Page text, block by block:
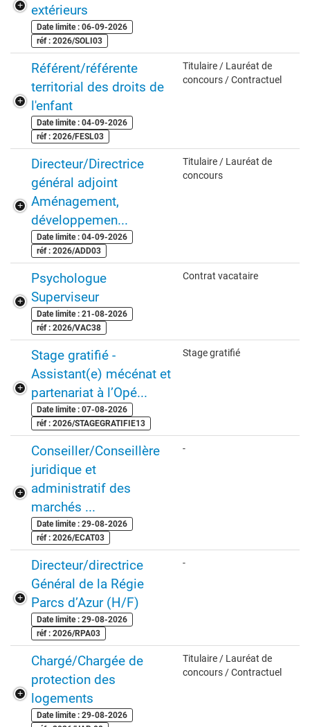
extérieurs
Date limite : 06-09-2026
réf : 2026/SOLI03
Référent/référente
territorial des droits de
l'enfant
Date limite : 04-09-2026
réf : 2026/FESL03
Titulaire / Lauréat de
concours / Contractuel
Directeur/Directrice
général adjoint
Aménagement,
développemen...
Date limite : 04-09-2026
réf : 2026/ADD03
Titulaire / Lauréat de
concours
Psychologue
Superviseur
Date limite : 21-08-2026
réf : 2026/VAC38
Contrat vacataire
Stage gratifié -
Assistant(e) mécénat et
partenariat à l’Opé...
Date limite : 07-08-2026
réf : 2026/STAGEGRATIFIE13
Stage gratifié
Conseiller/Conseillère
juridique et
administratif des
marchés ...
Date limite : 29-08-2026
réf : 2026/ECAT03
-
Directeur/directrice
Général de la Régie
Parcs d’Azur (H/F)
Date limite : 29-08-2026
réf : 2026/RPA03
-
Chargé/Chargée de
protection des
logements
Date limite : 29-08-2026
Titulaire / Lauréat de
concours / Contractuel